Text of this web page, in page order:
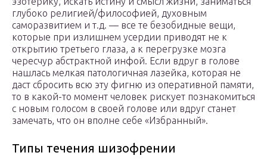
глубоко религией/философией, духовным
саморазвитием и т.д. — все те безобидные вещи,
которые при излишнем усердии приводят не к
открытию третьего глаза, а к перегрузке мозга
чересчур абстрактной инфой. Если вдруг в голове
нашлась мелкая патологичная лазейка, которая не
даст сбросить всю эту фигню из оперативной памяти,
то в какой-то момент человек рискует познакомиться
с новым голосом в своей голове или вдруг станет
замечать, что он вполне себе «Избранный».
Типы течения шизофрении